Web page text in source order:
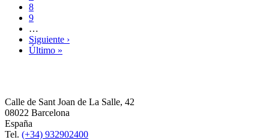
8
9
…
Siguiente ›
Último »
Calle de Sant Joan de La Salle, 42
08022 Barcelona
España
Tel. (+34) 932902400